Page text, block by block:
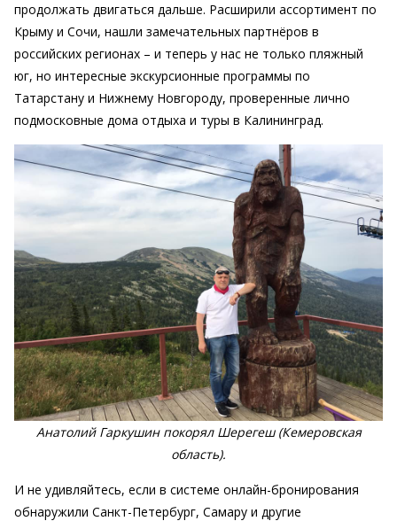
продолжать двигаться дальше. Расширили ассортимент по
Крыму и Сочи, нашли замечательных партнёров в
российских регионах – и теперь у нас не только пляжный
юг, но интересные экскурсионные программы по
Татарстану и Нижнему Новгороду, проверенные лично
подмосковные дома отдыха и туры в Калининград.
Анатолий Гаркушин покорял Шерегеш (Кемеровская
область).
И не удивляйтесь, если в системе онлайн-бронирования
обнаружили Санкт-Петербург, Самару и другие